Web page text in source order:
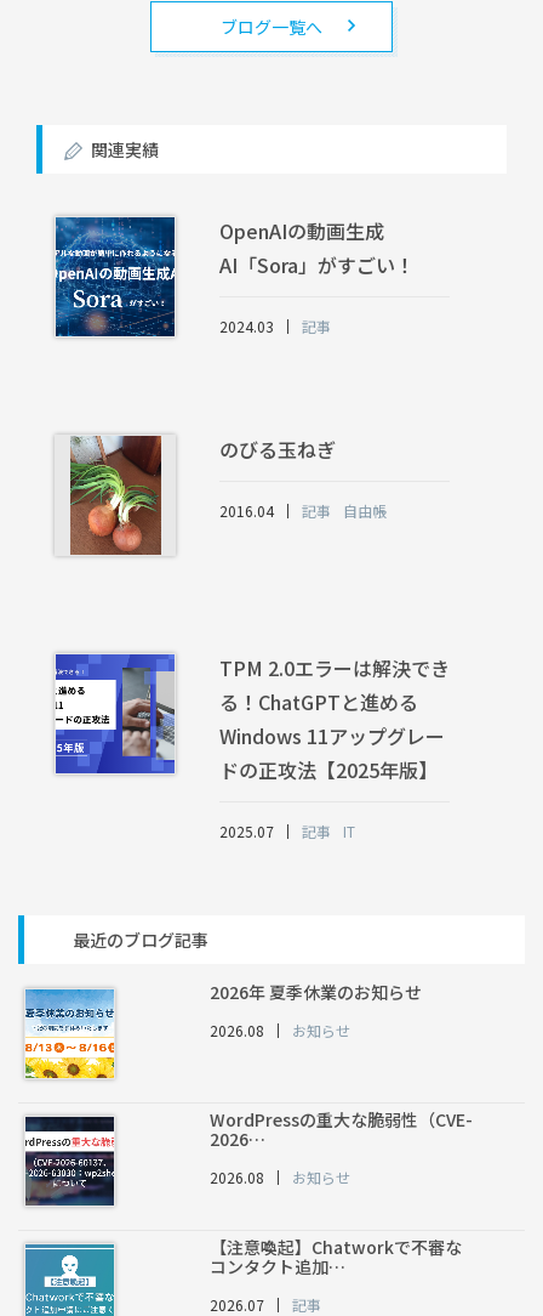
ブログ一覧へ
関連実績
OpenAIの動画生成
AI「Sora」がすごい！
2024.03 記事
のびる玉ねぎ
2016.04 記事 自由帳
TPM 2.0エラーは解決でき
る！ChatGPTと進める
Windows 11アップグレー
ドの正攻法【2025年版】
2025.07 記事 IT
最近のブログ記事
2026年 夏季休業のお知らせ
2026.08 お知らせ
WordPressの重大な脆弱性（CVE-
2026…
2026.08 お知らせ
【注意喚起】Chatworkで不審な
コンタクト追加…
2026.07 記事